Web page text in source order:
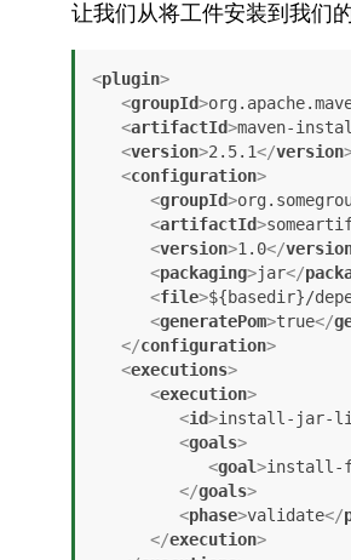
让我们从将工件安装到我们
<plugin>
<groupId>
<artifactId>maven-
<version>2.5.1</version
<configuration>
<groupId>
<artifactId>
<version>1.0</
<packaging>jar</
<file>${basedir}/
<generatePom>true</
</configuration>
<executions>
<execution>
<id>install-jar-
<goals>
<goal>install-
</goals>
<phase>validate</
</execution>